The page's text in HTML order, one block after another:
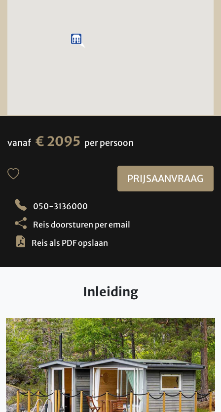
vanaf € 2095 per persoon
PRIJSAANVRAAG
050-3136000
Reis doorsturen per email
Reis als PDF opslaan
Inleiding